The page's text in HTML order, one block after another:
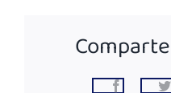
Facebook